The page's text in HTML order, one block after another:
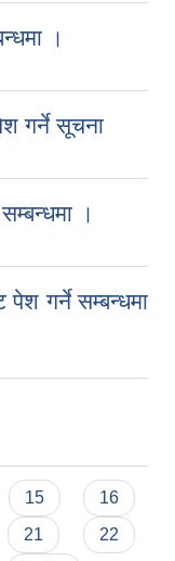
।
गर्ने सूचना
।
गर्ने सम्बन्धमा
15
16
21
22